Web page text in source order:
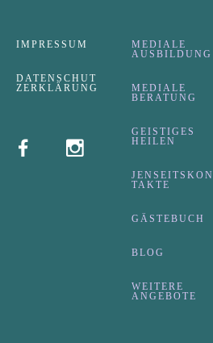
IMPRESSUM
DATENSCHUT
ZERKLÄRUNG
MEDIALE
AUSBILDUNG
MEDIALE
BERATUNG
GEISTIGES
HEILEN
JENSEITSKON
TAKTE
GÄSTEBUCH
BLOG
WEITERE
ANGEBOTE